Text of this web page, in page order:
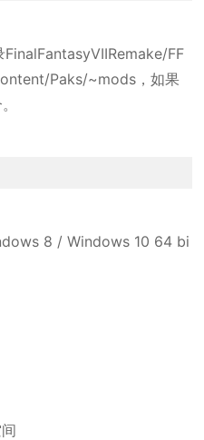
FinalFantasyVIIRemake/FF
Paks/~mods，如果
8 / Windows 10 64 bi